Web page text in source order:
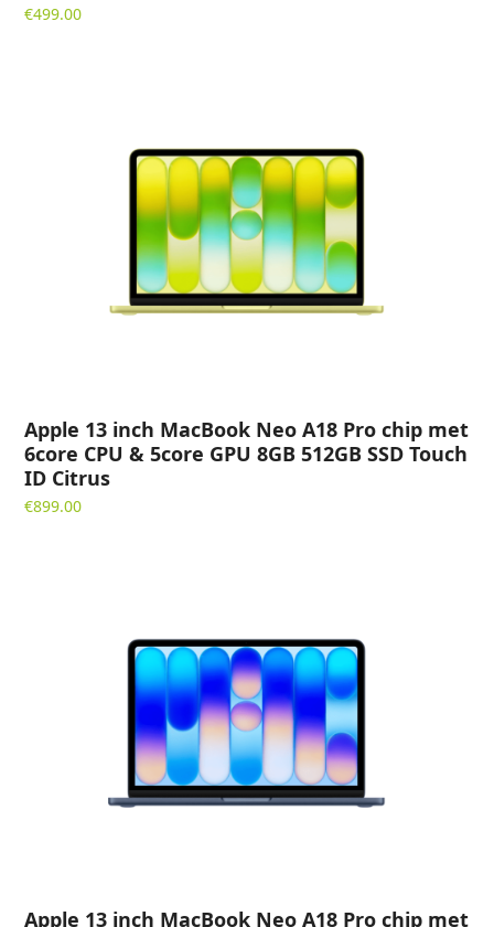
€499.00
Apple 13 inch MacBook Neo A18 Pro chip met
6core CPU & 5core GPU 8GB 512GB SSD Touch
ID Citrus
€899.00
Apple 13 inch MacBook Neo A18 Pro chip met